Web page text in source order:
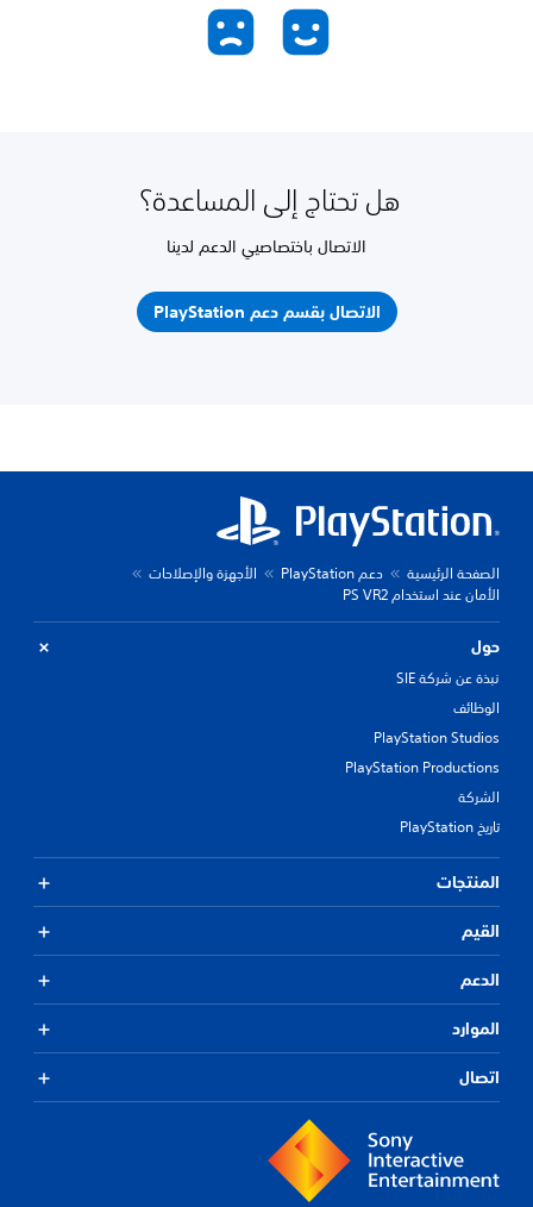
هل تحتاج إلى المساعدة؟
الاتصال باختصاصيي الدعم لدينا
الاتصال بقسم دعم PlayStation
الصفحة الرئيسية دعم PlayStation
الأجهزة والإصلاحات
الأمان عند استخدام PS VR2
حول
نبذة عن شركة SIE
الوظائف
PlayStation Studios
PlayStation Productions
الشركة
تاريخ PlayStation
المنتجات
القيم
الدعم
الموارد
اتصال